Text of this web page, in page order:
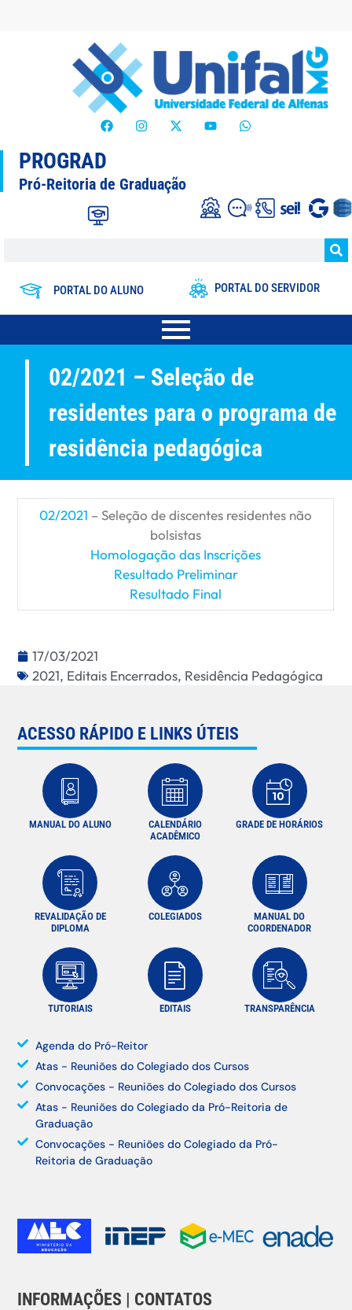
PROGRAD
Pró-Reitoria de Graduação
PORTAL DO ALUNO PORTAL DO SERVIDOR
02/2021 – Seleção de
residentes para o programa de
residência pedagógica
02/2021 – Seleção de discentes residentes não
bolsistas
Homologação das Inscrições
Resultado Preliminar
Resultado Final
17/03/2021
2021, Editais Encerrados, Residência Pedagógica
ACESSO RÁPIDO E LINKS ÚTEIS
MANUAL DO ALUNO
CALENDÁRIO
ACADÊMICO
GRADE DE HORÁRIOS
REVALIDAÇÃO DE
DIPLOMA
COLEGIADOS
MANUAL DO
COORDENADOR
TUTORIAIS EDITAIS TRANSPARÊNCIA
Agenda do Pró-Reitor
Atas - Reuniões do Colegiado dos Cursos
Convocações - Reuniões do Colegiado dos Cursos
Atas - Reuniões do Colegiado da Pró-Reitoria de
Graduação
Convocações - Reuniões do Colegiado da Pró-
Reitoria de Graduação
INFORMAÇÕES | CONTATOS